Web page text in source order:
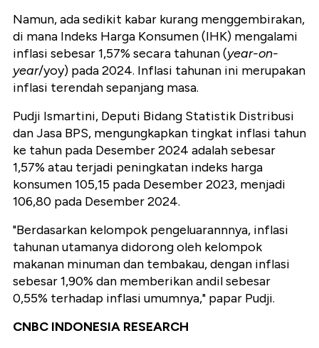
Namun, ada sedikit kabar kurang menggembirakan,
di mana Indeks Harga Konsumen (IHK) mengalami
inflasi sebesar 1,57% secara tahunan (year-on-
year/yoy) pada 2024. Inflasi tahunan ini merupakan
inflasi terendah sepanjang masa.
Pudji Ismartini, Deputi Bidang Statistik Distribusi
dan Jasa BPS, mengungkapkan tingkat inflasi tahun
ke tahun pada Desember 2024 adalah sebesar
1,57% atau terjadi peningkatan indeks harga
konsumen 105,15 pada Desember 2023, menjadi
106,80 pada Desember 2024.
"Berdasarkan kelompok pengeluarannnya, inflasi
tahunan utamanya didorong oleh kelompok
makanan minuman dan tembakau, dengan inflasi
sebesar 1,90% dan memberikan andil sebesar
0,55% terhadap inflasi umumnya," papar Pudji.
CNBC INDONESIA RESEARCH